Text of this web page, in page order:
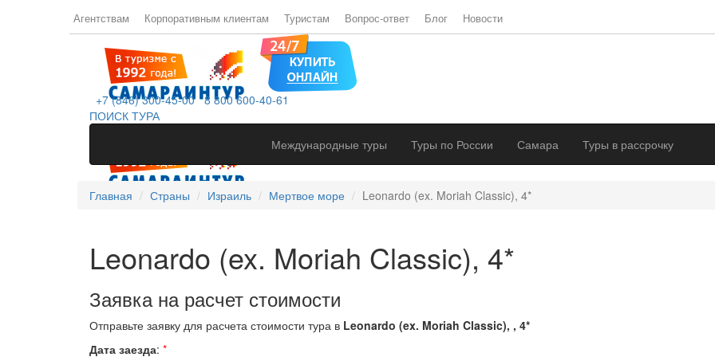
Агентствам Корпоративным клиентам Туристам Вопрос-ответ Блог Новости
+7 (846) 300-45-00 8 800 600-40-61
ПОИСК ТУРА
Международные туры
Туры по России Самара Туры в рассрочку
Главная Страны Израиль Мертвое море Leonardo (ex. Moriah Classic), 4*
Leonardo (ex. Moriah Classic), 4*
Заявка на расчет стоимости
Отправьте заявку для расчета стоимости тура в Leonardo (ex. Moriah Classic), , 4*
Дата заезда: *